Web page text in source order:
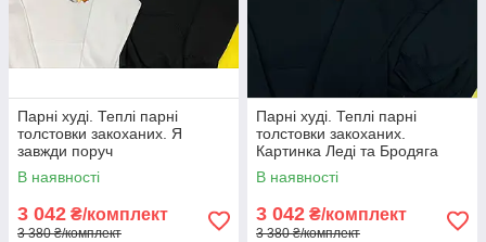
Парні худі. Теплі парні
толстовки закоханих. Я
завжди поруч
В наявності
3 042 ₴/комплект
3 380 ₴/комплект
Парні худі. Теплі парні
толстовки закоханих.
Картинка Леді та Бродяга
В наявності
3 042 ₴/комплект
3 380 ₴/комплект